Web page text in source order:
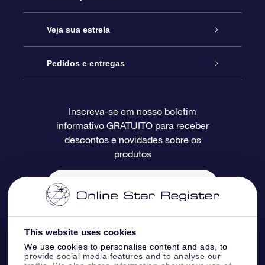
This website uses cookies
We use cookies to personalise content and ads, to
provide social media features and to analyse our
Entre em contato conosco
Blog
Avaliações
Presente estrelar on-line
Pacote de presente da OSR
O cartão de presente da OSR
Presentes corporativos
Veja sua estrela
Star Register
Página estelar personalizada
Um Milhão de Estrelas
OSR Starsaver
Aplicativo RV Fly me to the stars
Pedidos e entregas
Informações de pagamento
Política de devolução
Constelações
Inscreva-se em nosso boletim
informativo GRATUITO para receber
descontos e novidades sobre os
produtos